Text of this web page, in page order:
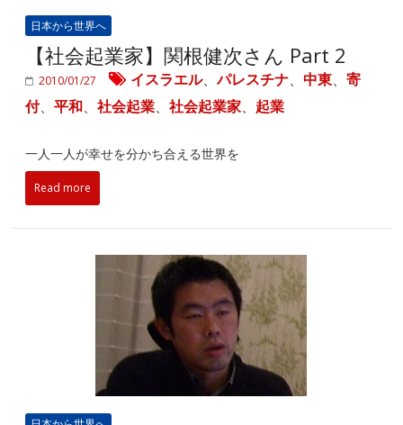
日本から世界へ
【社会起業家】関根健次さん Part 2
2010/01/27 イスラエル、パレスチナ、中東、寄
付、平和、社会起業、社会起業家、 起業
一人一人が幸せを分かち合える世界を
Read more